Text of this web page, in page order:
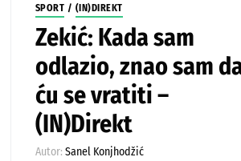
SPORT / (IN)DIREKT
Zekić: Kada sam
odlazio, znao sam
ću se vratiti –
(IN)Direkt
Autor: Sanel Konjhodžić